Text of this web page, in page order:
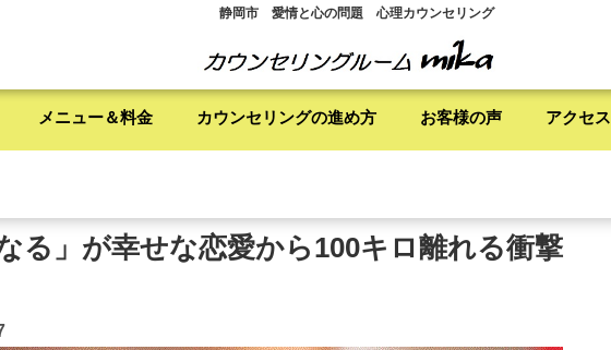
静岡市 愛情と心の問題 心理カウンセリング
メニュー＆料金 カウンセリングの進め方 お客様の声 アクセス
る」が幸せな恋愛から100キロ離れる衝撃